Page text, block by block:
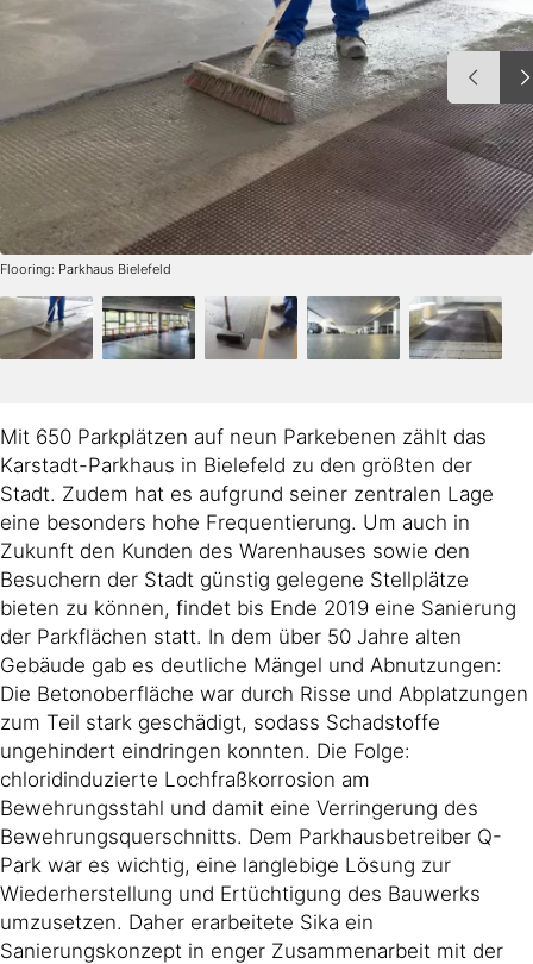
Flooring: Parkhaus Bielefeld
Mit 650 Parkplätzen auf neun Parkebenen zählt das
Karstadt-Parkhaus in Bielefeld zu den größten der
Stadt. Zudem hat es aufgrund seiner zentralen Lage
eine besonders hohe Frequentierung. Um auch in
Zukunft den Kunden des Warenhauses sowie den
Besuchern der Stadt günstig gelegene Stellplätze
bieten zu können, findet bis Ende 2019 eine Sanierung
der Parkflächen statt. In dem über 50 Jahre alten
Gebäude gab es deutliche Mängel und Abnutzungen:
Die Betonoberfläche war durch Risse und Abplatzungen
zum Teil stark geschädigt, sodass Schadstoffe
ungehindert eindringen konnten. Die Folge:
chloridinduzierte Lochfraßkorrosion am
Bewehrungsstahl und damit eine Verringerung des
Bewehrungsquerschnitts. Dem Parkhausbetreiber Q-
Park war es wichtig, eine langlebige Lösung zur
Wiederherstellung und Ertüchtigung des Bauwerks
umzusetzen. Daher erarbeitete Sika ein
Sanierungskonzept in enger Zusammenarbeit mit der